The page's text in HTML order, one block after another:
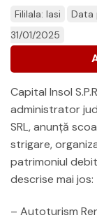
Fililala: Iasi Data
31/01/2025
Capital Insol
administrator
SRL, anunţă
strigare,
patrimoniul
descrise mai jos:
– Autoturism